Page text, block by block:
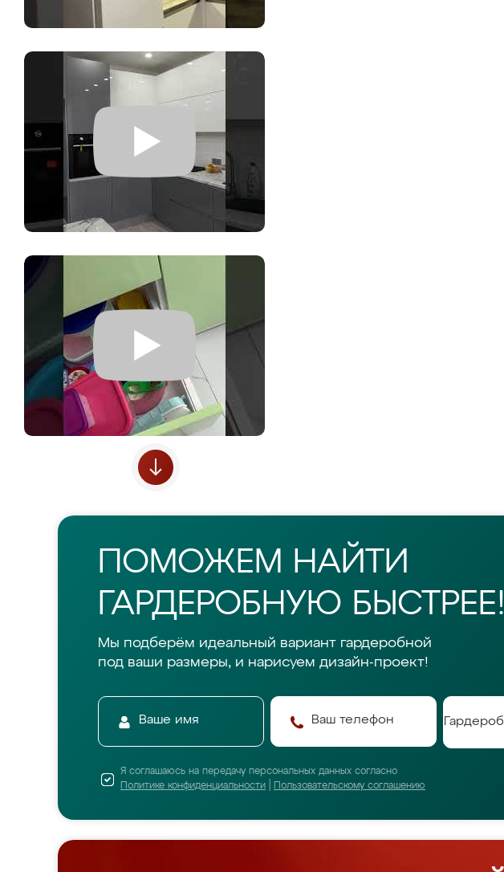
ПОМОЖЕМ НАЙТИ
ГАРДЕРОБНУЮ БЫСТРЕЕ!
Мы подберём идеальный вариант гардеробной
под ваши размеры, и нарисуем дизайн-проект!
Я соглашаюсь на передачу персональных данных согласно
Политике конфиденциальности
Пользовательскому соглашению